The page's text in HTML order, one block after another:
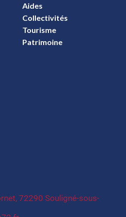
Aides
Collectivités
Tourisme
Patrimoine
72290 Souligné-sous-